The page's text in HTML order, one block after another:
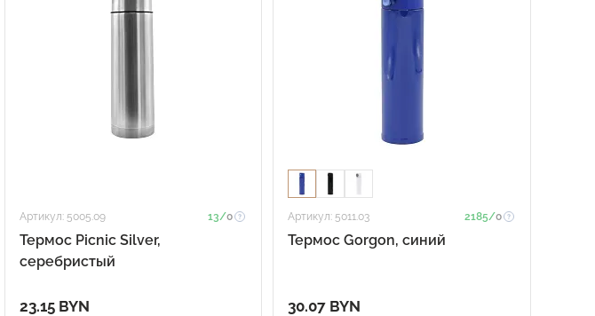
Артикул: 5005.09 13/0
Термос Picnic Silver,
серебристый
23.15 BYN
Артикул: 5011.03 2185/0
Термос Gorgon, синий
30.07 BYN